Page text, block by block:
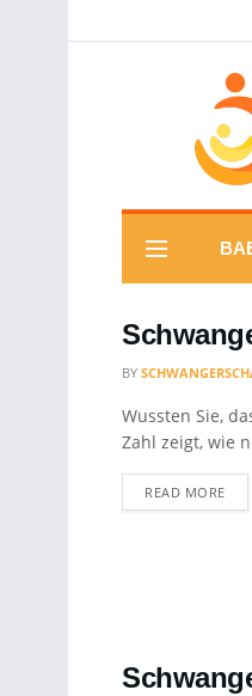
BY
Wussten Sie,
Zahl zeigt, wie
READ MORE